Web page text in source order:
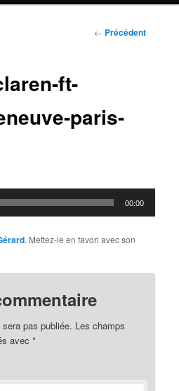
Navigation
← Précédent
ft-
paris-
00:00
. Mettez-le en favori avec son
pas publiée. Les champs
avec*